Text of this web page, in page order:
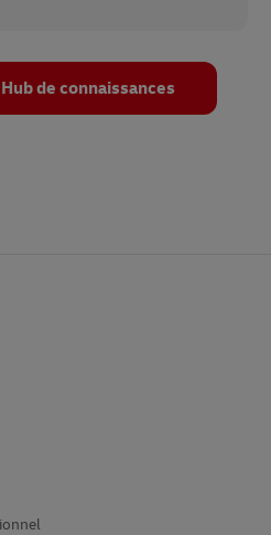
de connaissances